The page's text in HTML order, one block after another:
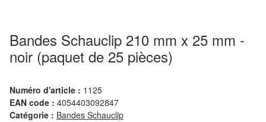
Bandes Schauclip 210 mm x 25 mm -
noir (paquet de 25 pièces)
Numéro d'article : 1125
EAN code : 4054403092847
Catégorie : Bandes Schauclip